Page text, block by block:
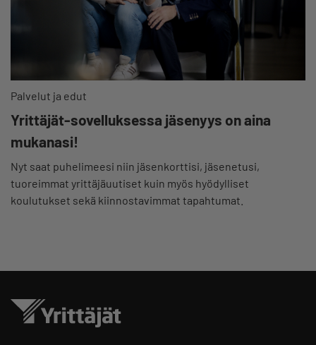
Palvelut ja edut
Yrittäjät-sovelluksessa jäsenyys on aina
mukanasi!
Nyt saat puhelimeesi niin jäsenkorttisi, jäsenetusi,
tuoreimmat yrittäjäuutiset kuin myös hyödylliset
koulutukset sekä kiinnostavimmat tapahtumat.